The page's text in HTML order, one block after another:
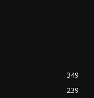
349
239